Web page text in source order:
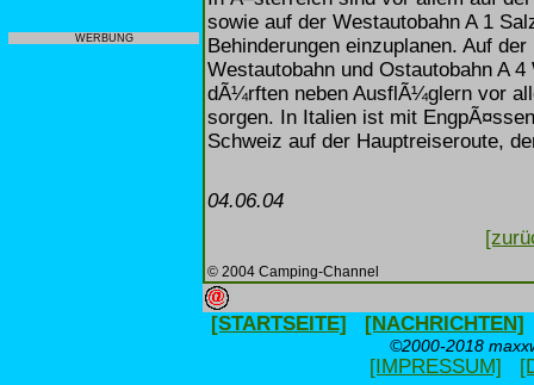
WERBUNG
sowie auf der Westautobahn A 1
Behinderungen einzuplanen. Auf
Westautobahn und Ostautobahn A
dÃ¼rften neben AusflÃ¼glern vor
sorgen. In Italien ist mit
Schweiz auf der Hauptreiseroute,
04.06.04
© 2004 Camping-Channel
[STARTSEITE] [NACHRICHTEN]
©2000-2018
[IMPRESSUM]